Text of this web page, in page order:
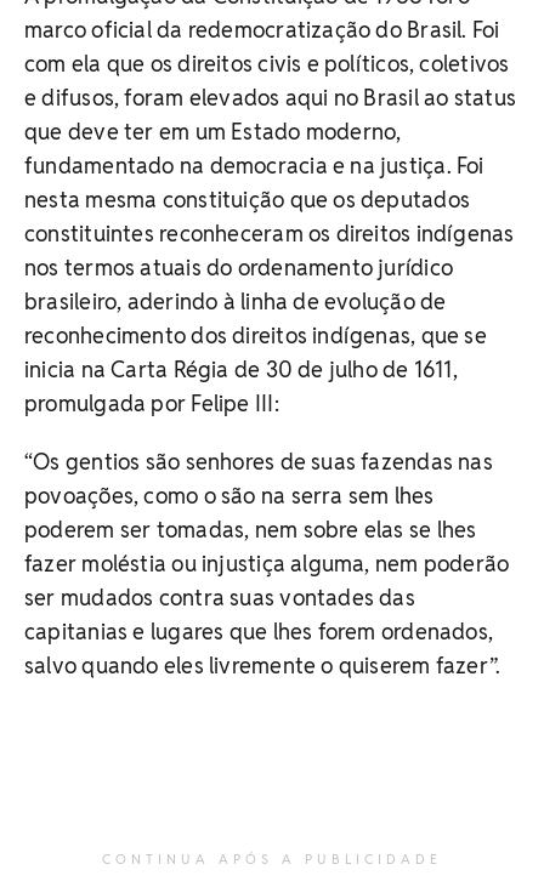
marco oficial da redemocratização do Brasil. Foi
com ela que os direitos civis e políticos, coletivos
e difusos, foram elevados aqui no Brasil ao status
que deve ter em um Estado moderno,
fundamentado na democracia e na justiça. Foi
nesta mesma constituição que os deputados
constituintes reconheceram os direitos indígenas
nos termos atuais do ordenamento jurídico
brasileiro, aderindo à linha de evolução de
reconhecimento dos direitos indígenas, que se
inicia na Carta Régia de 30 de julho de 1611,
promulgada por Felipe III:
“Os gentios são senhores de suas fazendas nas
povoações, como o são na serra sem lhes
poderem ser tomadas, nem sobre elas se lhes
fazer moléstia ou injustiça alguma, nem poderão
ser mudados contra suas vontades das
capitanias e lugares que lhes forem ordenados,
salvo quando eles livremente o quiserem fazer”.
CONTINUA APÓS A PUBLICIDADE